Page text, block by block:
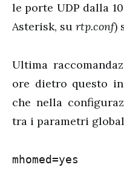
le porte UDP dalla
Asterisk, su rtp.conf)
Ultima
ore dietro questo
che nella
tra i parametri
mhomed=yes